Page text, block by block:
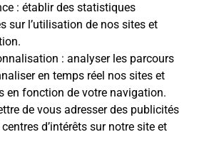
: établir des statistiques
sur l’utilisation de nos sites et
: analyser les parcours
en temps réel nos sites et
en fonction de votre navigation.
de vous adresser des publicités
d’intérêts sur notre site et
téléassistance
de téléassistance à l’intérieur
de votre domicile ? Découvrez
dans votre bureau de Poste à